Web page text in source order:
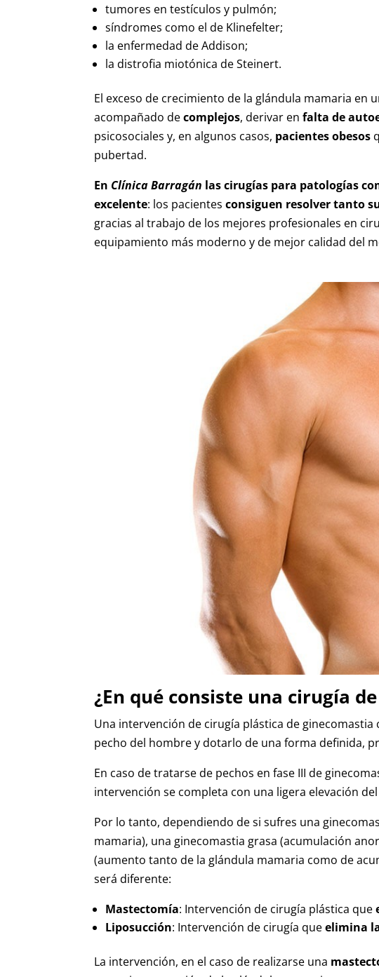
tumores en testículos y pulmón;
síndromes como el de Klinefelter;
la enfermedad de Addison;
la distrofia miotónica de Steinert.
El exceso de crecimiento de la glándula mamaria en
acompañado decomplejos, derivar enfalta de
psicosociales y, en algunos casos, pacientes obesos
pubertad.
En Clínica Barragán las cirugías para patologías
excelente: los pacientesconsiguen resolver tanto
gracias al trabajo de los mejores profesionales en
equipamiento más moderno y de mejor calidad del
¿En qué consiste una cirugía
Una intervención de cirugía plástica de
pecho del hombre y dotarlo de una forma definida,
En caso de tratarse de pechos en fase III de
intervención se completa con una ligera elevación
Por lo tanto, dependiendo de si sufres una
mamaria), una ginecomastia grasa (acumulación
(aumento tanto de la glándula mamaria como de
será diferente:
Mastectomía: Intervención de cirugía plástica que
Liposucción: Intervención de cirugía queelimina
La intervención, en el caso de realizarse una